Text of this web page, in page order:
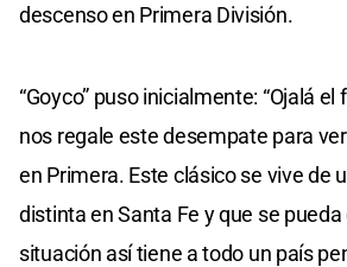
descenso en Primera División.
“Goyco” puso inicialmente: “Ojalá
nos regale este desempate para
en Primera. Este clásico se vive de
distinta en Santa Fe y que se pueda
situación así tiene a todo un país